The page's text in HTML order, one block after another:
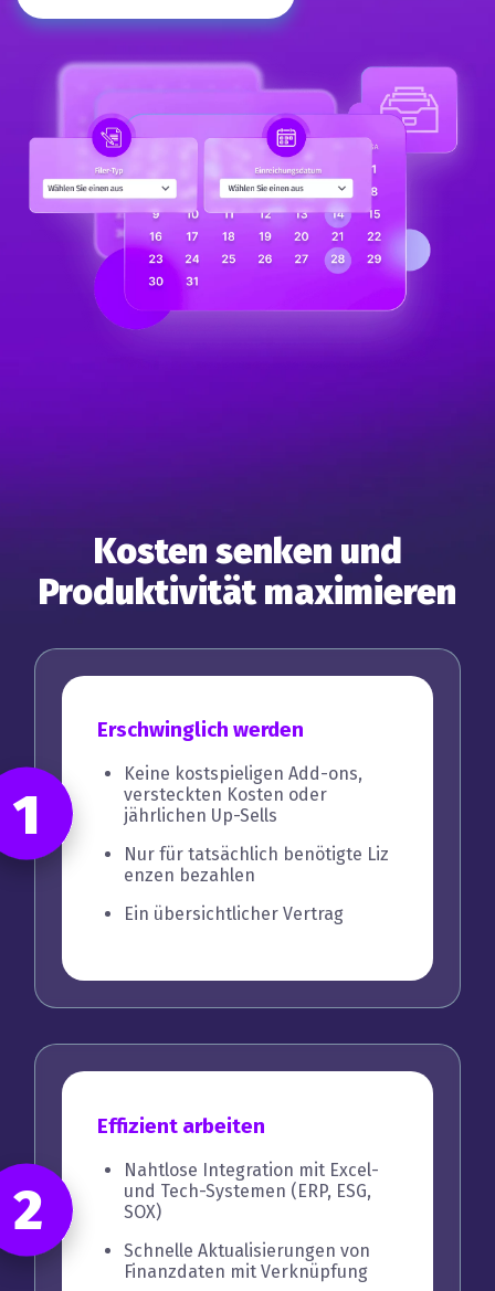
Kosten senken und
Produktivität maximieren
1
Erschwinglich werden
Keine kostspieligen Add-ons,
versteckten Kosten oder
jährlichen Up-Sells
Nur für tatsächlich benötigte Liz
enzen bezahlen
Ein übersichtlicher Vertrag
2
Effizient arbeiten
Nahtlose Integration mit Excel-
und Tech-Systemen (ERP, ESG,
SOX)
Schnelle Aktualisierungen von
Finanzdaten mit Verknüpfung